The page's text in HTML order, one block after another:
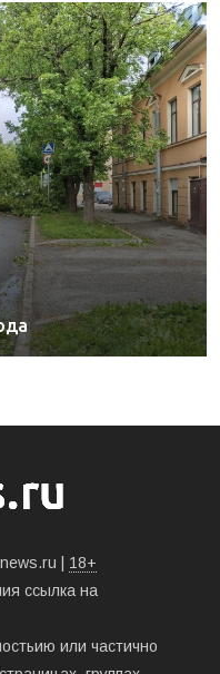
| 18+
ссылка на
или частично